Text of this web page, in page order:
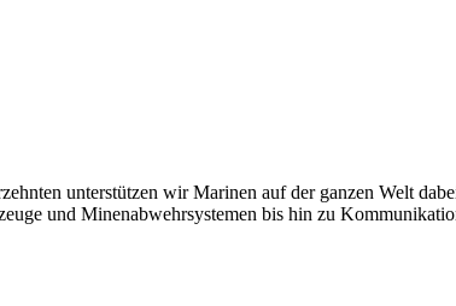
unterstützen wir Marinen auf der ganzen Welt
und Minenabwehrsystemen bis hin zu